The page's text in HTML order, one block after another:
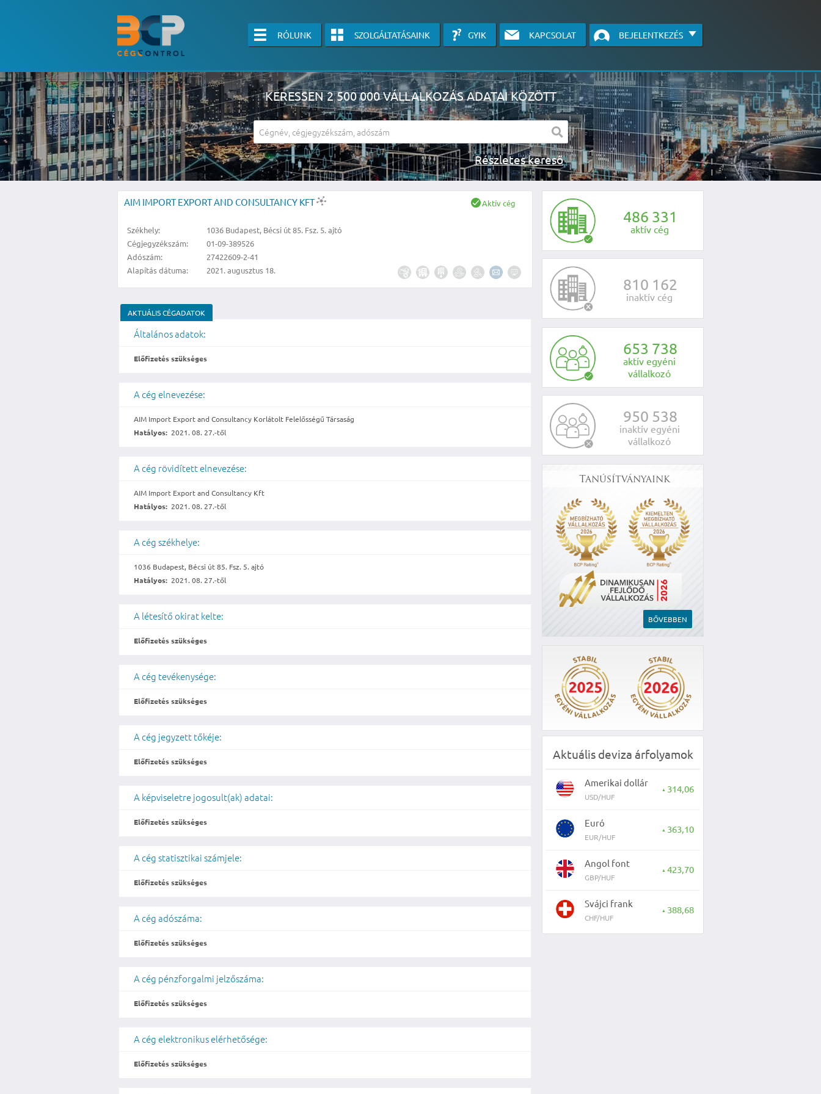
RÓLUNK SZOLGÁLTATÁSAINK GYIK KAPCSOLAT BEJELENTKEZÉS
KERESSEN 2 500 000 VÁLLALKOZÁS ADATAI KÖZÖTT
Részletes kereső
A részletes kereső csak belépett felhasználók számára érhető el, használatához kérjük jelentkezzen be, vagy vegye fel velünk a kapcsolatot az alábbi
KÉRJEN INGYENES ÁRAJÁNLATOT IDE KATTINTVA!
486 331
aktív cég
810 162
inaktív cég
653 738
aktív egyéni
vállalkozó
950 538
inaktív egyéni
vállalkozó
Tanúsítványaink
BŐVEBBEN
Aktuális deviza árfolyamok
Amerikai dollár
USD/HUF
▲ 314,06
Euró
EUR/HUF
▲ 363,10
Angol font
GBP/HUF
▲ 423,70
Svájci frank
CHF/HUF
▲ 388,68
AIM IMPORT EXPORT AND CONSULTANCY KFT
Székhely:
1036 Budapest, Bécsi út 85. Fsz. 5. ajtó
Cégjegyzékszám:
01-09-389526
Adószám:
27422609-2-41
Alapítás dátuma:
2021. augusztus 18.
Aktív cég
AKTUÁLIS CÉGADATOK
Általános adatok:
Előfizetés szükséges
A cég elnevezése:
AIM Import Export and Consultancy Korlátolt Felelősségű Társaság
Hatályos: 2021. 08. 27.-től
A cég rövidített elnevezése:
AIM Import Export and Consultancy Kft
Hatályos: 2021. 08. 27.-től
A cég székhelye:
1036 Budapest, Bécsi út 85. Fsz. 5. ajtó
Hatályos: 2021. 08. 27.-től
A létesítő okirat kelte:
Előfizetés szükséges
A cég tevékenysége:
Előfizetés szükséges
A cég jegyzett tőkéje:
Előfizetés szükséges
A képviseletre jogosult(ak) adatai:
Előfizetés szükséges
A cég statisztikai számjele:
Előfizetés szükséges
A cég adószáma:
Előfizetés szükséges
A cég pénzforgalmi jelzőszáma:
Előfizetés szükséges
A cég elektronikus elérhetősége:
Előfizetés szükséges